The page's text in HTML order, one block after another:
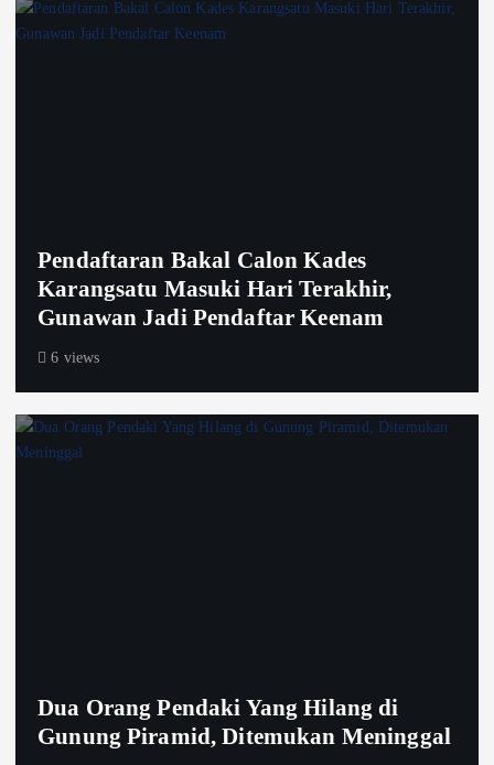
Pendaftaran Bakal Calon Kades
Karangsatu Masuki Hari Terakhir,
Gunawan Jadi Pendaftar Keenam
6 views
Dua Orang Pendaki Yang Hilang di
Gunung Piramid, Ditemukan Meninggal